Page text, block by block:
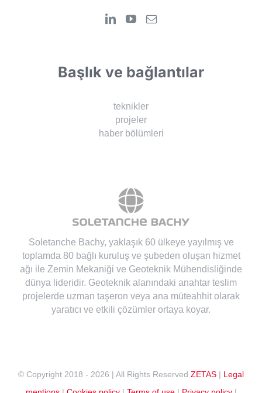
Başlık ve bağlantılar
teknikler
projeler
haber bölümleri
Soletanche Bachy, yaklaşık 60 ülkeye yayılmış ve
toplamda 80 bağlı kuruluş ve şubeden oluşan hizmet
ağı ile Zemin Mekaniği ve Geoteknik Mühendisliğinde
dünya lideridir. Geoteknik alanındaki anahtar teslim
projelerde uzman taşeron veya ana müteahhit olarak
yaratıcı ve etkili çözümler ortaya koyar.
© Copyright 2018 - 2026 | All Rights Reserved ZETAS | Legal